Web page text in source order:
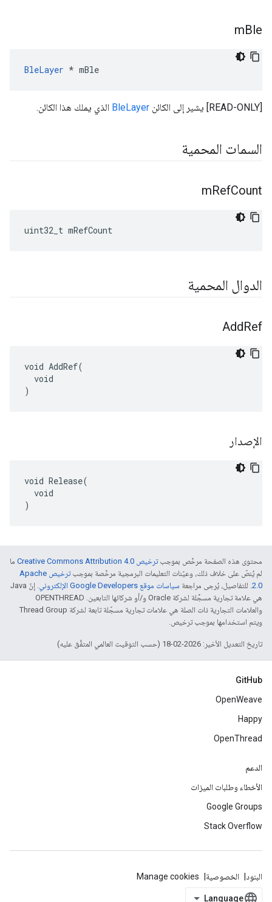
mBle
BleLayer * mBle
[READ-ONLY] يشير إلى الكائن BleLayer الذي يملك هذا الكائن.
السمات المحمية
mRefCount
uint32_t mRefCount
الدوال المحمية
AddRef
void AddRef(
  void
)
الإصدار
void Release(
  void
)
محتوى هذه الصفحة مرخّص بموجبترخيص Creative Commons Attribution 4.0‏
ما
لم يُنصّ على خلاف ذلك، وعيّنات التعليمات البرمجية مرخّصة بموجب
ترخيص Apache
2.0‏. للتفاصيل، يُرجى مراجعة سياسات موقع Google Developers الإلكتروني
. إنّ Java
هي علامة تجارية مسجَّلة لشركة Oracle و/أو شركائها التابعين. ‫OPENTHREAD
والعلامات التجارية ذات الصلة هي علامات تجارية مسجّلة تابعة لشركة Thread Group
ويتم استخدامها بموجب ترخيص.
تاريخ التعديل الأخير: 2026-02-18 (حسب التوقيت العالمي المتفَّق عليه)
GitHub
OpenWeave
Happy
OpenThread
الدعم
الأخطاء وطلبات الميزات
Google Groups
Stack Overflow
البنود الخصوصية Manage cookies